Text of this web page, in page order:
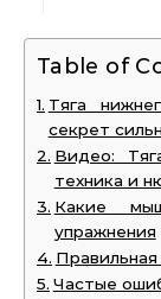
Table of
Тяга
секрет
Видео:
техника и
Какие
упражнения
Частые